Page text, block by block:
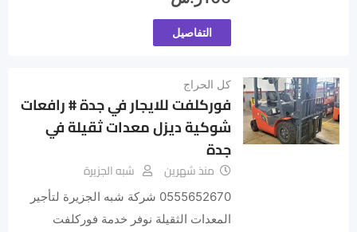
التفاصيل
كل الحراج
فوركلفت للايجار في جدة # رافعات
شوكية ديزل معدات ثقيلة في
جدة
منذ شهرين شبه الجزيرة
0555652670 شركة شبه الجزيرة لتأجير
المعدات الثقيلة نوفر خدمة فوركلفت